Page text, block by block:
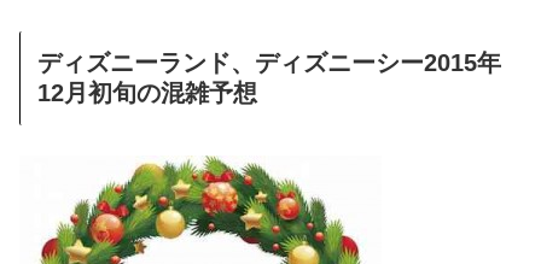
ディズニーランド、ディズニーシー2015年
12月初旬の混雑予想